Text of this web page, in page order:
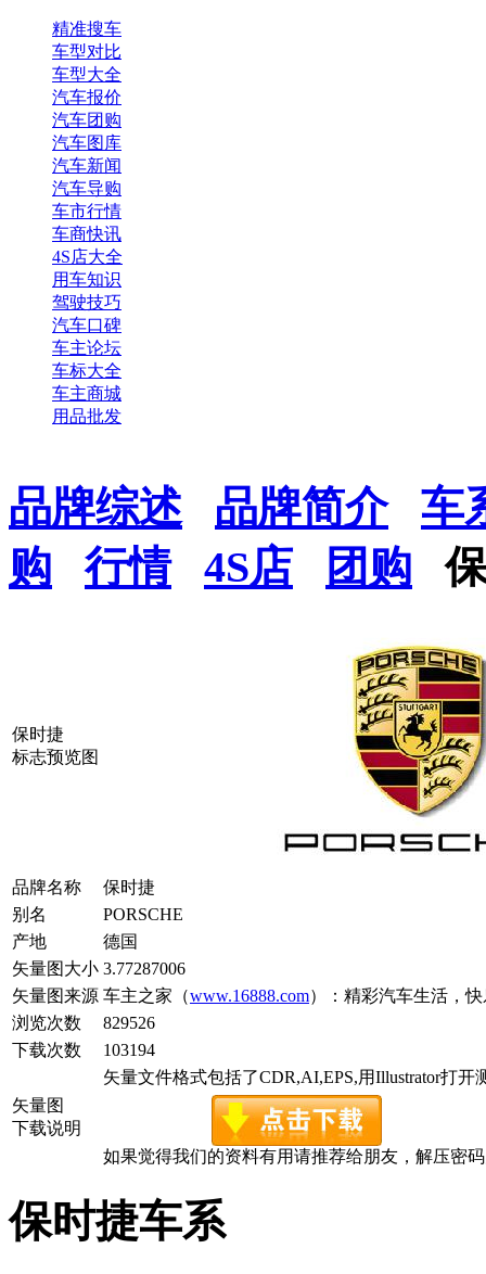
精准搜车
车型对比
车型大全
汽车报价
汽车团购
汽车图库
汽车新闻
汽车导购
车市行情
车商快讯
4S店大全
用车知识
驾驶技巧
汽车口碑
车主论坛
车标大全
车主商城
用品批发
品牌综述 品牌简介
车
购
行情 4S店 团购
保时捷
标志预览图
品牌名称
保时捷
别名
PORSCHE
产地
德国
矢量图大小 3.77287006
矢量图来源 车主之家（www.16888.com）：精彩汽车生活，
浏览次数
829526
下载次数
103194
矢量图
下载说明
矢量文件格式包括了CDR,AI,EPS,用Illustrator打开
如果觉得我们的资料有用请推荐给朋友，解压密码
保时捷车系